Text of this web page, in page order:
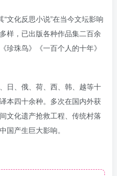
“文化反思小说”在当今文坛影响
样，已出版各种作品集二百余
珍珠鸟》《一百个人的十年》
日、俄、荷、西、韩、越等十
本四十余种。多次在国内外获
文化遗产抢救工程、传统村落
国产生巨大影响。